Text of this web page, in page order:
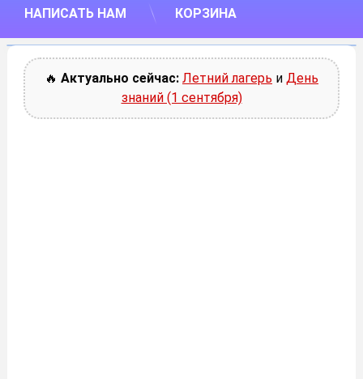
НАПИСАТЬ НАМ КОРЗИНА
🔥 Актуально сейчас: Летний лагерь и День
знаний (1 сентября)